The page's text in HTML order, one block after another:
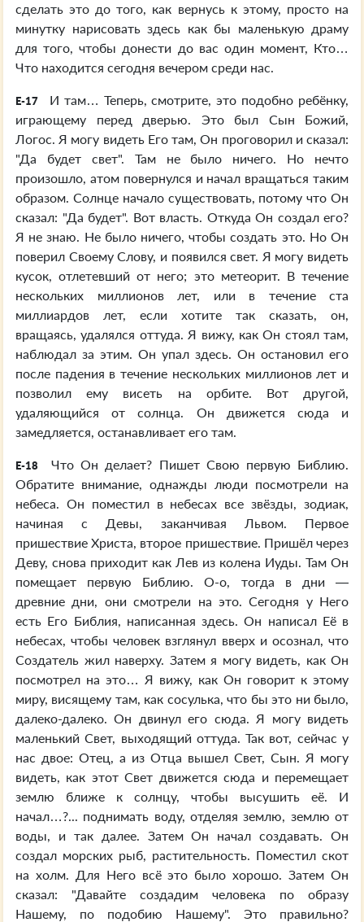
сделать это до того, как вернусь к этому, просто на
минутку нарисовать здесь как бы маленькую драму
для того, чтобы донести до вас один момент, Кто…
Что находится сегодня вечером среди нас.
E-17
И там… Теперь, смотрите, это подобно ребёнку,
играющему перед дверью. Это был Сын Божий,
Логос. Я могу видеть Его там, Он проговорил и сказал:
"Да будет свет". Там не было ничего. Но нечто
произошло, атом повернулся и начал вращаться таким
образом. Солнце начало существовать, потому что Он
сказал: "Да будет". Вот власть. Откуда Он создал его?
Я не знаю. Не было ничего, чтобы создать это. Но Он
поверил Своему Слову, и появился свет. Я могу видеть
кусок, отлетевший от него; это метеорит. В течение
нескольких миллионов лет, или в течение ста
миллиардов лет, если хотите так сказать, он,
вращаясь, удалялся оттуда. Я вижу, как Он стоял там,
наблюдал за этим. Он упал здесь. Он остановил его
после падения в течение нескольких миллионов лет и
позволил ему висеть на орбите. Вот другой,
удаляющийся от солнца. Он движется сюда и
замедляется, останавливает его там.
E-18
Что Он делает? Пишет Свою первую Библию.
Обратите внимание, однажды люди посмотрели на
небеса. Он поместил в небесах все звёзды, зодиак,
начиная с Девы, заканчивая Львом. Первое
пришествие Христа, второе пришествие. Пришёл через
Деву, снова приходит как Лев из колена Иуды. Там Он
помещает первую Библию. О-о, тогда в дни —
древние дни, они смотрели на это. Сегодня у Него
есть Его Библия, написанная здесь. Он написал Её в
небесах, чтобы человек взглянул вверх и осознал, что
Создатель жил наверху. Затем я могу видеть, как Он
посмотрел на это… Я вижу, как Он говорит к этому
миру, висящему там, как сосулька, что бы это ни было,
далеко-далеко. Он двинул его сюда. Я могу видеть
маленький Свет, выходящий оттуда. Так вот, сейчас у
нас двое: Отец, а из Отца вышел Свет, Сын. Я могу
видеть, как этот Свет движется сюда и перемещает
землю ближе к солнцу, чтобы высушить её. И
начал…?... поднимать воду, отделяя землю, землю от
воды, и так далее. Затем Он начал создавать. Он
создал морских рыб, растительность. Поместил скот
на холм. Для Него всё это было хорошо. Затем Он
сказал: "Давайте создадим человека по образу
Нашему, по подобию Нашему". Это правильно?